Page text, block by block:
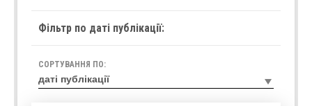
Фільтр по даті публікації:
СОРТУВАННЯ ПО: